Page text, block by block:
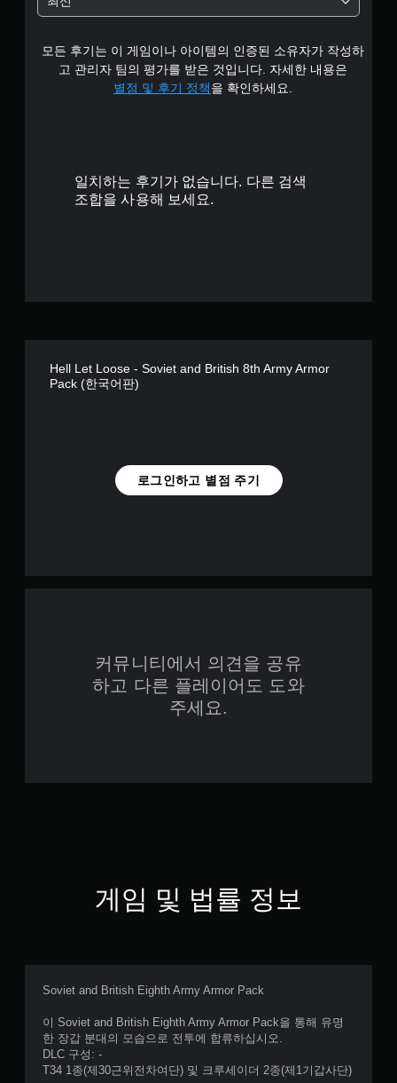
별
모든 후기는 이 게임이나 아이템의 인증된 소유자가 작성하
고 관리자 팀의 평가를 받은 것입니다. 자세한 내용은
별점 및 후기 정책을 확인하세요.
일치하는 후기가 없습니다. 다른 검색
조합을 사용해 보세요.
Hell Let Loose - Soviet and British 8th Army Armor
Pack (한국어판)
로그인하고 별점 주기
커뮤니티에서 의견을 공유
하고 다른 플레이어도 도와
주세요.
게임 및 법률 정보
Soviet and British Eighth Army Armor Pack
이 Soviet and British Eighth Army Armor Pack을 통해 유명
한 장갑 분대의 모습으로 전투에 합류하십시오.
DLC 구성: -
T34 1종(제30근위전차여단) 및 크루세이더 2종(제1기갑사단)